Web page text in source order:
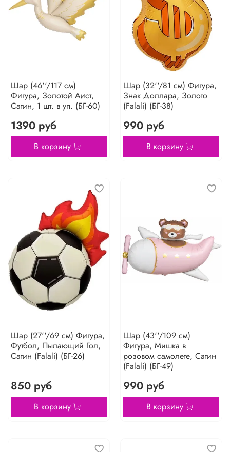
Шар (46''/117 см)
Фигура, Золотой Аист,
Сатин, 1 шт. в уп. (БГ-60)
1390 руб
В корзину
Шар (32''/81 см) Фигура,
Знак Доллара, Золото
(Falali) (БГ-38)
990 руб
В корзину
Шар (27''/69 см) Фигура,
Футбол, Пылающий Гол,
Сатин (Falali) (БГ-26)
850 руб
В корзину
Шар (43''/109 см)
Фигура, Мишка в
розовом самолете, Сатин
(Falali) (БГ-49)
990 руб
В корзину